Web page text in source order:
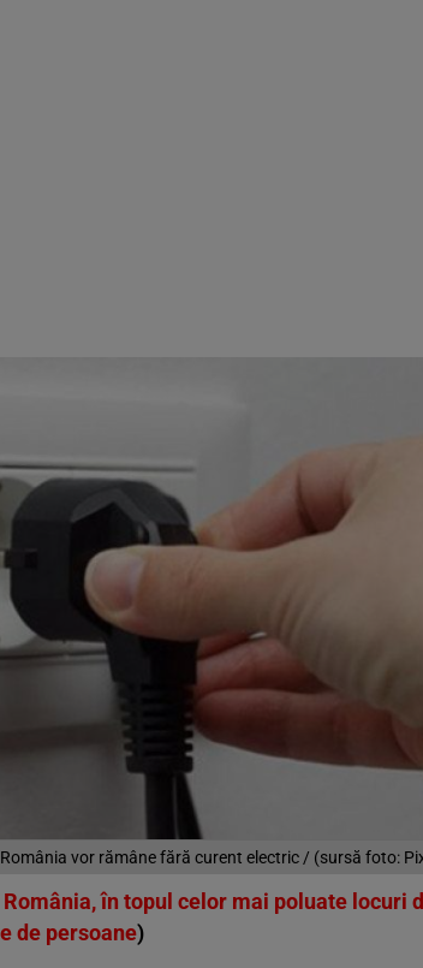
vor rămâne fără curent electric / (sursă foto:
în topul celor mai poluate locuri
de persoane)